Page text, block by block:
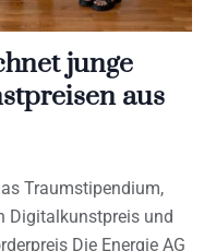
junge
aus
Traumstipendium,
Digitalkunstpreis und
Die Energie AG